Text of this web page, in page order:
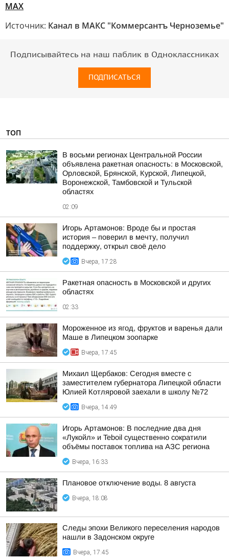
MAX
Источник: Канал в МАКС "Коммерсантъ Черноземье"
Подписывайтесь на наш паблик в Одноклассниках
ПОДПИСАТЬСЯ
ТОП
В восьми регионах Центральной России
объявлена ракетная опасность: в Московской,
Орловской, Брянской, Курской, Липецкой,
Воронежской, Тамбовской и Тульской
областях
02:09
Игорь Артамонов: Вроде бы и простая
история – поверил в мечту, получил
поддержку, открыл своё дело
Вчера, 17:28
Ракетная опасность в Московской и других
областях
02:33
Мороженное из ягод, фруктов и варенья дали
Маше в Липецком зоопарке
Вчера, 17:45
Михаил Щербаков: Сегодня вместе с
заместителем губернатора Липецкой области
Юлией Котляровой заехали в школу №72
Вчера, 14:49
Игорь Артамонов: В последние два дня
«Лукойл» и Teboil существенно сократили
объёмы поставок топлива на АЗС региона
Вчера, 16:33
Плановое отключение воды. 8 августа
Вчера, 18:08
Следы эпохи Великого переселения народов
нашли в Задонском округе
Вчера, 17:45